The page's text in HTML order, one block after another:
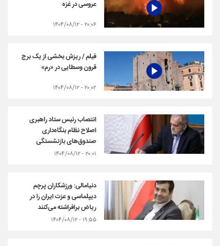
عروسی در غزه
۲۰:۰۶ - ۱۴۰۴/۰۸/۱۲
فیلم / ریزش بخشی از یک برج
قرون وسطایی در «رم»
۲۰:۰۲ - ۱۴۰۴/۰۸/۱۲
انتصاب رئیس ستاد راهبری
اصلاح نظام بنگاه‌داری
صندوق‌های بازنشستگی
۲۰:۰۱ - ۱۴۰۴/۰۸/۱۲
دنیامالی: ورزشکاران پرچم
دیپلماسی و عزت ایران را در
ریاض برافراشته می‌کنند
۱۹:۵۵ - ۱۴۰۴/۰۸/۱۲